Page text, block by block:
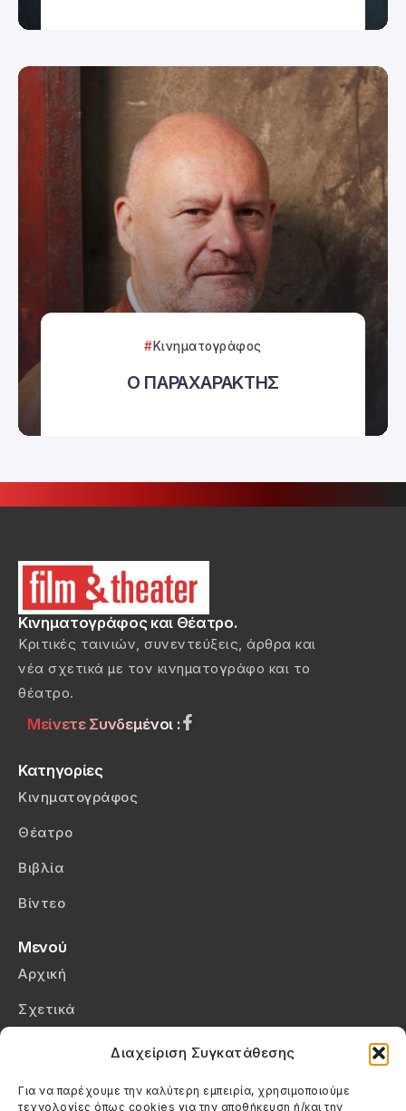
Διαχείριση Συγκατάθεσης
Για να παρέχουμε την καλύτερη εμπειρία, χρησιμοποιούμε
τεχνολογίες όπως cookies για την αποθήκευση ή/και την
Κινηματογράφος
Ο ΠΑΡΑΧΑΡΑΚΤΗΣ
Κινηματογράφος και Θέατρο.
Κριτικές ταινιών, συνεντεύξεις, άρθρα και
νέα σχετικά με τον κινηματογράφο και το
θέατρο.
Μείνετε Συνδεμένοι :
Κατηγορίες
Κινηματογράφος
Θέατρο
Βιβλία
Βίντεο
Μενού
Αρχική
Σχετικά